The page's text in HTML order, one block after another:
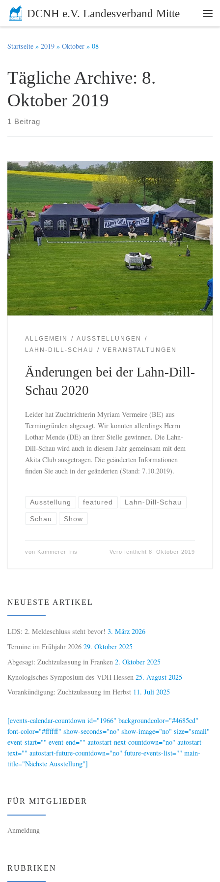
Zum Inhalt springen
DCNH e.V. Landesverband Mitte
Startseite » 2019 » Oktober » 08
Tägliche Archive: 8.
Oktober 2019
1 Beitrag
ALLGEMEIN
AUSSTELLUNGEN
LAHN-DILL-SCHAU
VERANSTALTUNGEN
Änderungen bei der Lahn-Dill-
Schau 2020
Leider hat Zuchtrichterin Myriam Vermeire (BE) aus
Termingründen abgesagt. Wir konnten allerdings Herrn
Lothar Mende (DE) an ihrer Stelle gewinnen. Die Lahn-
Dill-Schau wird auch in diesem Jahr gemeinsam mit dem
Akita Club ausgetragen. Die geänderten Informationen
finden Sie auch in der geänderten (Stand: 7.10.2019).
Ausstellung featured Lahn-Dill-Schau
Schau Show
von Kammerer Iris Veröffentlicht8. Oktober 2019
NEUESTE ARTIKEL
LDS: 2. Meldeschluss steht bevor! 3. März 2026
Termine im Frühjahr 2026 29. Oktober 2025
Abgesagt: Zuchtzulassung in Franken 2. Oktober 2025
Kynologisches Symposium des VDH Hessen 25. August 2025
Vorankündigung: Zuchtzulassung im Herbst 11. Juli 2025
[events-calendar-countdown id="1966" backgroundcolor="#4685cd"
font-color="#ffffff" show-seconds="no" show-image="no" size="small"
event-start="" event-end="" autostart-next-countdown="no" autostart-
text="" autostart-future-countdown="no" future-events-list="" main-
title="Nächste Ausstellung"]
FÜR MITGLIEDER
Anmeldung
RUBRIKEN